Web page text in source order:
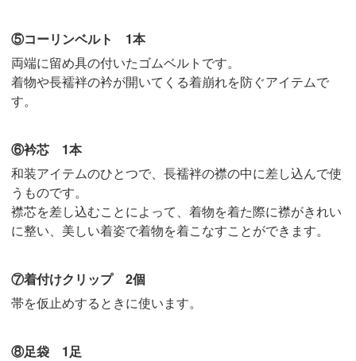
⑤コーリンベルト 1本
両端に留め具の付いたゴムベルトです。
着物や長襦袢の衿が開いてくる着崩れを防ぐアイテムで
す。
⑥衿芯 1本
和装アイテムのひとつで、長襦袢の襟の中に差し込んで使
うものです。
襟芯を差し込むことによって、着物を着た際に襟がきれい
に整い、美しい着姿で着物を着こなすことができます。
⑦着付けクリップ 2個
帯を仮止めするときに使います。
⑧足袋 1足